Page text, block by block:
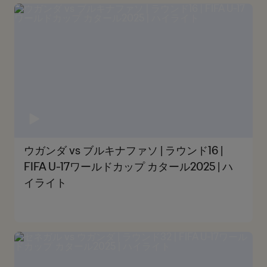
ウガンダ vs ブルキナファソ | ラウンド16 |
FIFA U-17ワールドカップ カタール2025 | ハ
イライト